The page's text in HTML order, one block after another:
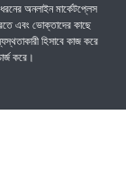
অনলাইন মার্কেটপ্লেস
এবং ভোক্তাদের কাছে
হিসাবে কাজ করে
করে।